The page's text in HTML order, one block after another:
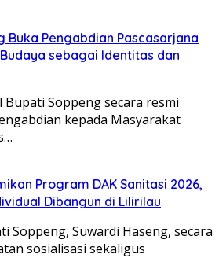
Buka Pengabdian Pascasarjana
sebagai Identitas dan
Bupati Soppeng secara resmi
kepada Masyarakat
Program DAK Sanitasi 2026,
Dibangun di Lilirilau
Soppeng, Suwardi Haseng, secara
sosialisasi sekaligus